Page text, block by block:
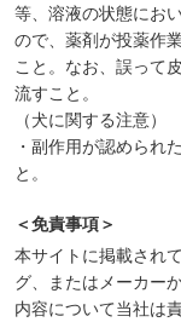
等、溶液の状態にお
ので、薬剤が投薬作
こと。なお、誤って
流すこと。
（犬に関する注意）
・副作用が認められ
と。
＜免責事項＞
本サイトに掲載され
グ、またはメーカー
内容について当社は